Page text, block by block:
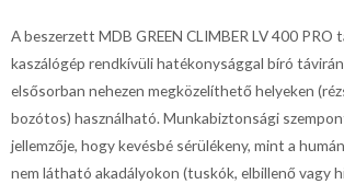
A beszerzett MDB GREEN CLIMBER LV 400 PRO
kaszálógép rendkívüli hatékonysággal bíró
elsősorban nehezen megközelíthető helyeken
bozótos) használható. Munkabiztonsági
jellemzője, hogy kevésbé sérülékeny, mint a
nem látható akadályokon (tuskók, elbillenő vagy